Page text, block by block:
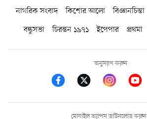
নাগরিক সংবাদ কিশোর আলো বিজ্ঞানচিন্তা
বন্ধুসভা
চিরন্তন ১৯৭১ ইপেপার প্রথমা
অনুসরণ করুন
মোবাইল অ্যাপস ডাউনলোড করুন